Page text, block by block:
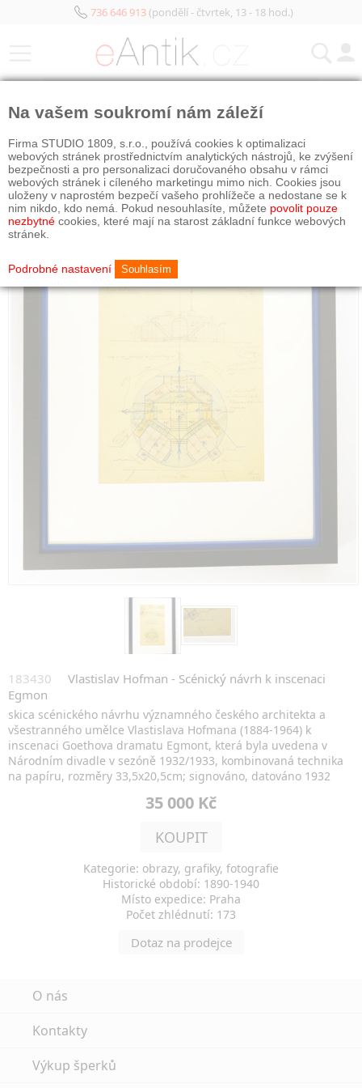
736 646 913(pondělí - čtvrtek, 13 - 18 hod.)
183430
Vlastislav Hofman - Scénický návrh k inscenaci
Egmon
skica scénického návrhu významného českého architekta a
všestranného umělce Vlastislava Hofmana (1884-1964) k
inscenaci Goethova dramatu Egmont, která byla uvedena v
Národním divadle v sezóně 1932/1933, kombinovaná technika
na papíru, rozměry 33,5x20,5cm; signováno, datováno 1932
35 000 Kč
KOUPIT
Kategorie: obrazy, grafiky, fotografie
Historické období: 1890-1940
Místo expedice: Praha
Počet zhlédnutí: 173
Dotaz na prodejce
O nás
Kontakty
Výkup šperků
Na vašem soukromí nám záleží
Firma STUDIO 1809, s.r.o., používá cookies k optimalizaci
webových stránek prostřednictvím analytických nástrojů, ke zvýšení
bezpečnosti a pro personalizaci doručovaného obsahu v rámci
webových stránek i cíleného marketingu mimo nich. Cookies jsou
uloženy v naprostém bezpečí vašeho prohlížeče a nedostane se k
nim nikdo, kdo nemá. Pokud nesouhlasíte, můžete povolit pouze
nezbytné cookies, které mají na starost základní funkce webových
stránek.
Podrobné nastavení Souhlasím